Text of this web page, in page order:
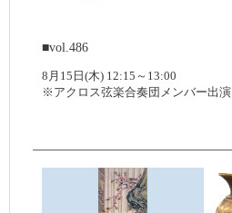
■vol.486
8月15日(木) 12:15～13:00
※アクロス弦楽合奏団メンバー出演